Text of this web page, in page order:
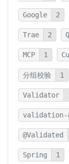
Google 2
Trae 2
MCP 1
分组校验 1
Validator
validation-
@Validated
Spring 1